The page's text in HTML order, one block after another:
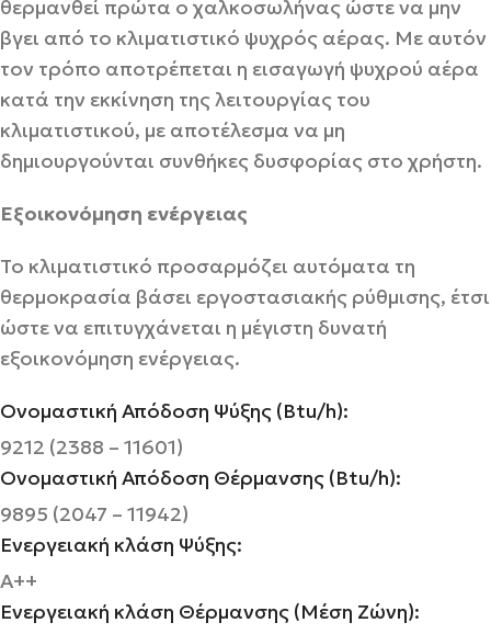
θερμανθεί πρώτα ο χαλκοσωλήνας ώστε να μην
βγει από το κλιματιστικό ψυχρός αέρας. Με αυτόν
τον τρόπο αποτρέπεται η εισαγωγή ψυχρού αέρα
κατά την εκκίνηση της λειτουργίας του
κλιματιστικού, με αποτέλεσμα να μη
δημιουργούνται συνθήκες δυσφορίας στο χρήστη.
Εξοικονόμηση ενέργειας
Το κλιματιστικό προσαρμόζει αυτόματα τη
θερμοκρασία βάσει εργοστασιακής ρύθμισης, έτσι
ώστε να επιτυγχάνεται η μέγιστη δυνατή
εξοικονόμηση ενέργειας.
Ονομαστική Απόδοση Ψύξης (Btu/h):
9212 (2388 – 11601)
Ονομαστική Απόδοση Θέρμανσης (Btu/h):
9895 (2047 – 11942)
Ενεργειακή κλάση Ψύξης:
A++
Ενεργειακή κλάση Θέρμανσης (Μέση Ζώνη):